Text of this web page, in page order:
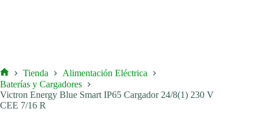
Inicio
Tienda
Alimentación Eléctrica
Baterías y Cargadores
Victron Energy Blue Smart IP65 Cargador 24/8(1) 230 V
CEE 7/16 R